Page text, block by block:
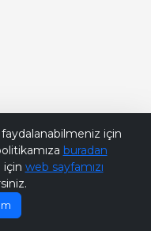
için
buradan
için web sayfamızı
Bana Soru Sor | Ask Me